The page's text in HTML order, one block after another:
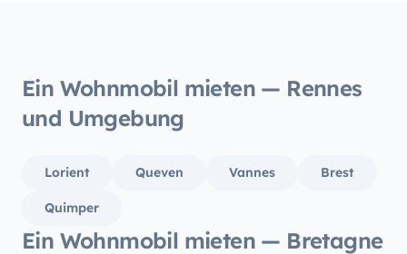
Ein Wohnmobil mieten — Rennes
und Umgebung
Lorient Queven Vannes Brest
Quimper
Ein Wohnmobil mieten — Bretagne